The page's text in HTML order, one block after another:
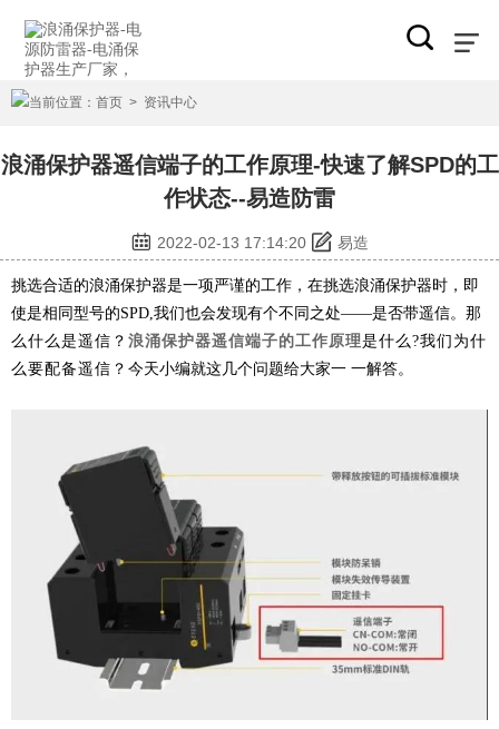
当前位置： 首页 > 资讯中心
浪涌保护器遥信端子的工作原理-快速了解SPD的工
作状态--易造防雷
2022-02-13 17:14:20 易造
挑选合适的浪涌保护器是一项严谨的工作，在挑选浪涌保护器时，即
使是相同型号的SPD,我们也会发现有个不同之处——是否带遥信。 那
么什么是遥信？ 浪涌保护器遥信端子的工作原理是什么?我们为什
么要配备遥信？ 今天小编就这几个问题给大家一 一解答。